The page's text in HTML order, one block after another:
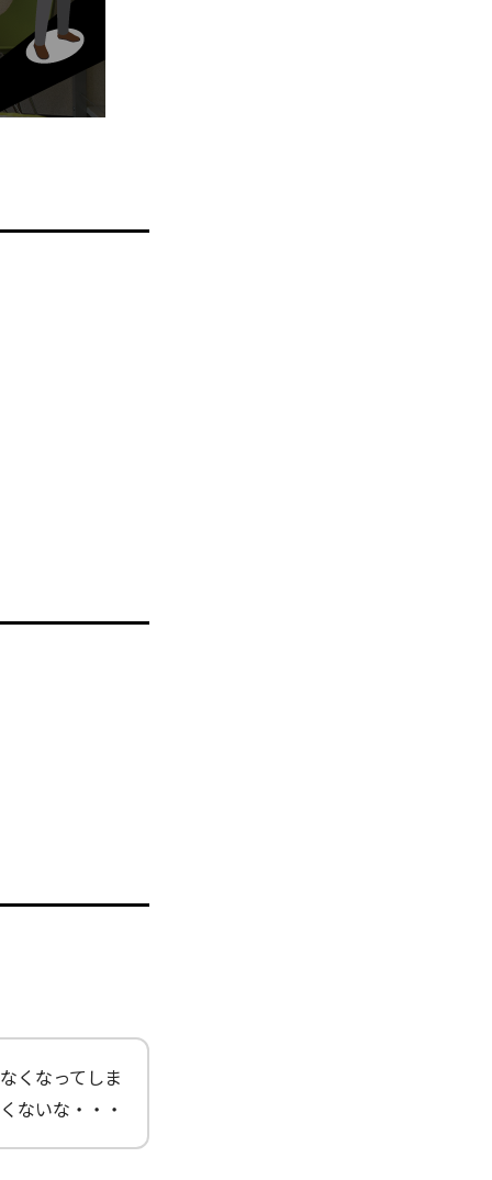
くなってしま
ないな・・・